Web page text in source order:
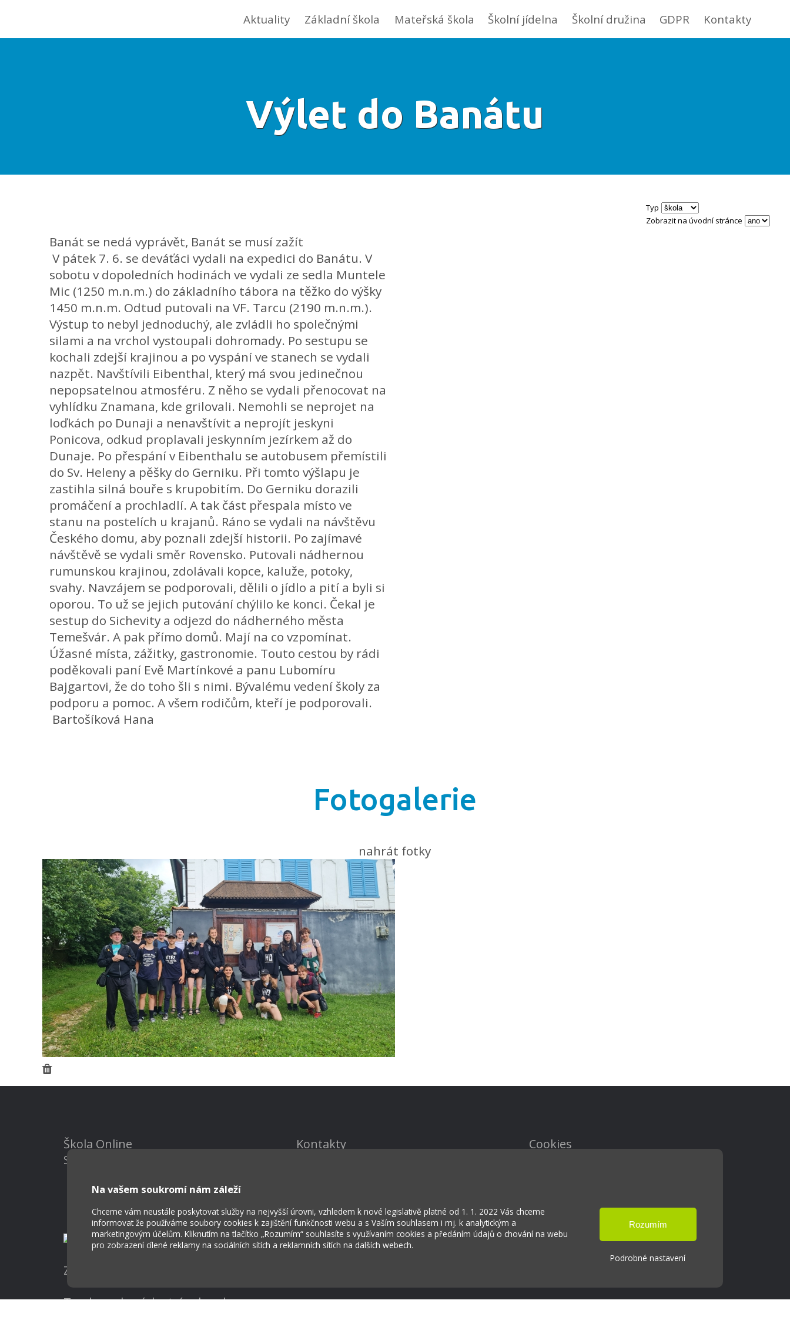
Aktuality Základní škola Mateřská škola Školní jídelna Školní družina GDPR Kontakty
Výlet do Banátu
Typ
Zobrazit na úvodní stránce
Banát se nedá vyprávět, Banát se musí zažít
V pátek 7. 6. se deváťáci vydali na expedici do Banátu. V
sobotu v dopoledních hodinách ve vydali ze sedla Muntele
Mic (1250 m.n.m.) do základního tábora na těžko do výšky
1450 m.n.m. Odtud putovali na VF. Tarcu (2190 m.n.m.).
Výstup to nebyl jednoduchý, ale zvládli ho společnými
silami a na vrchol vystoupali dohromady. Po sestupu se
kochali zdejší krajinou a po vyspání ve stanech se vydali
nazpět. Navštívili Eibenthal, který má svou jedinečnou
nepopsatelnou atmosféru. Z něho se vydali přenocovat na
vyhlídku Znamana, kde grilovali. Nemohli se neprojet na
loďkách po Dunaji a nenavštívit a neprojít jeskyni
Ponicova, odkud proplavali jeskynním jezírkem až do
Dunaje. Po přespání v Eibenthalu se autobusem přemístili
do Sv. Heleny a pěšky do Gerniku. Při tomto výšlapu je
zastihla silná bouře s krupobitím. Do Gerniku dorazili
promáčení a prochladlí. A tak část přespala místo ve
stanu na postelích u krajanů. Ráno se vydali na návštěvu
Českého domu, aby poznali zdejší historii. Po zajímavé
návštěvě se vydali směr Rovensko. Putovali nádhernou
rumunskou krajinou, zdolávali kopce, kaluže, potoky,
svahy. Navzájem se podporovali, dělili o jídlo a pití a byli si
oporou. To už se jejich putování chýlilo ke konci. Čekal je
sestup do Sichevity a odjezd do nádherného města
Temešvár. A pak přímo domů. Mají na co vzpomínat.
Úžasné místa, zážitky, gastronomie. Touto cestou by rádi
poděkovali paní Evě Martínkové a panu Lubomíru
Bajgartovi, že do toho šli s nimi. Bývalému vedení školy za
podporu a pomoc. A všem rodičům, kteří je podporovali.
Bartošíková Hana
Fotogalerie
nahrát fotky
Na vašem soukromí nám záleží
Chceme vám neustále poskytovat služby na nejvyšší úrovni, vzhledem k nové legislativě platné od 1. 1. 2022 Vás chceme
informovat že používáme soubory cookies k zajištění funkčnosti webu a s Vaším souhlasem i mj. k analytickým a
marketingovým účelům. Kliknutím na tlačítko „Rozumím“ souhlasíte s využívaním cookies a předáním údajů o chování na webu
pro zobrazení cílené reklamy na sociálních sítích a reklamních sítích na dalších webech.
Podrobné nastavení
Škola Online
Strava.cz
Kontakty
Cookies
Základní škola a Mateřská škola Ostrožská Lhota
Tvorba webových stránek weboa.cz